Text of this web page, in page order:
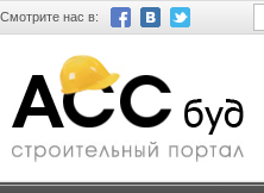
Смотрите нас в: